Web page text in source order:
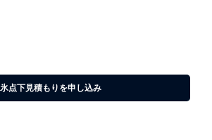
氷点下見積もりを申し込み